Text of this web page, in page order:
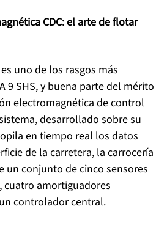
CDC: el arte de flotar
uno de los rasgos más
9 SHS, y buena parte del mérito
electromagnética de control
desarrollado sobre su
en tiempo real los datos
de la carretera, la carrocería
un conjunto de cinco sensores
amortiguadores
controlador central.